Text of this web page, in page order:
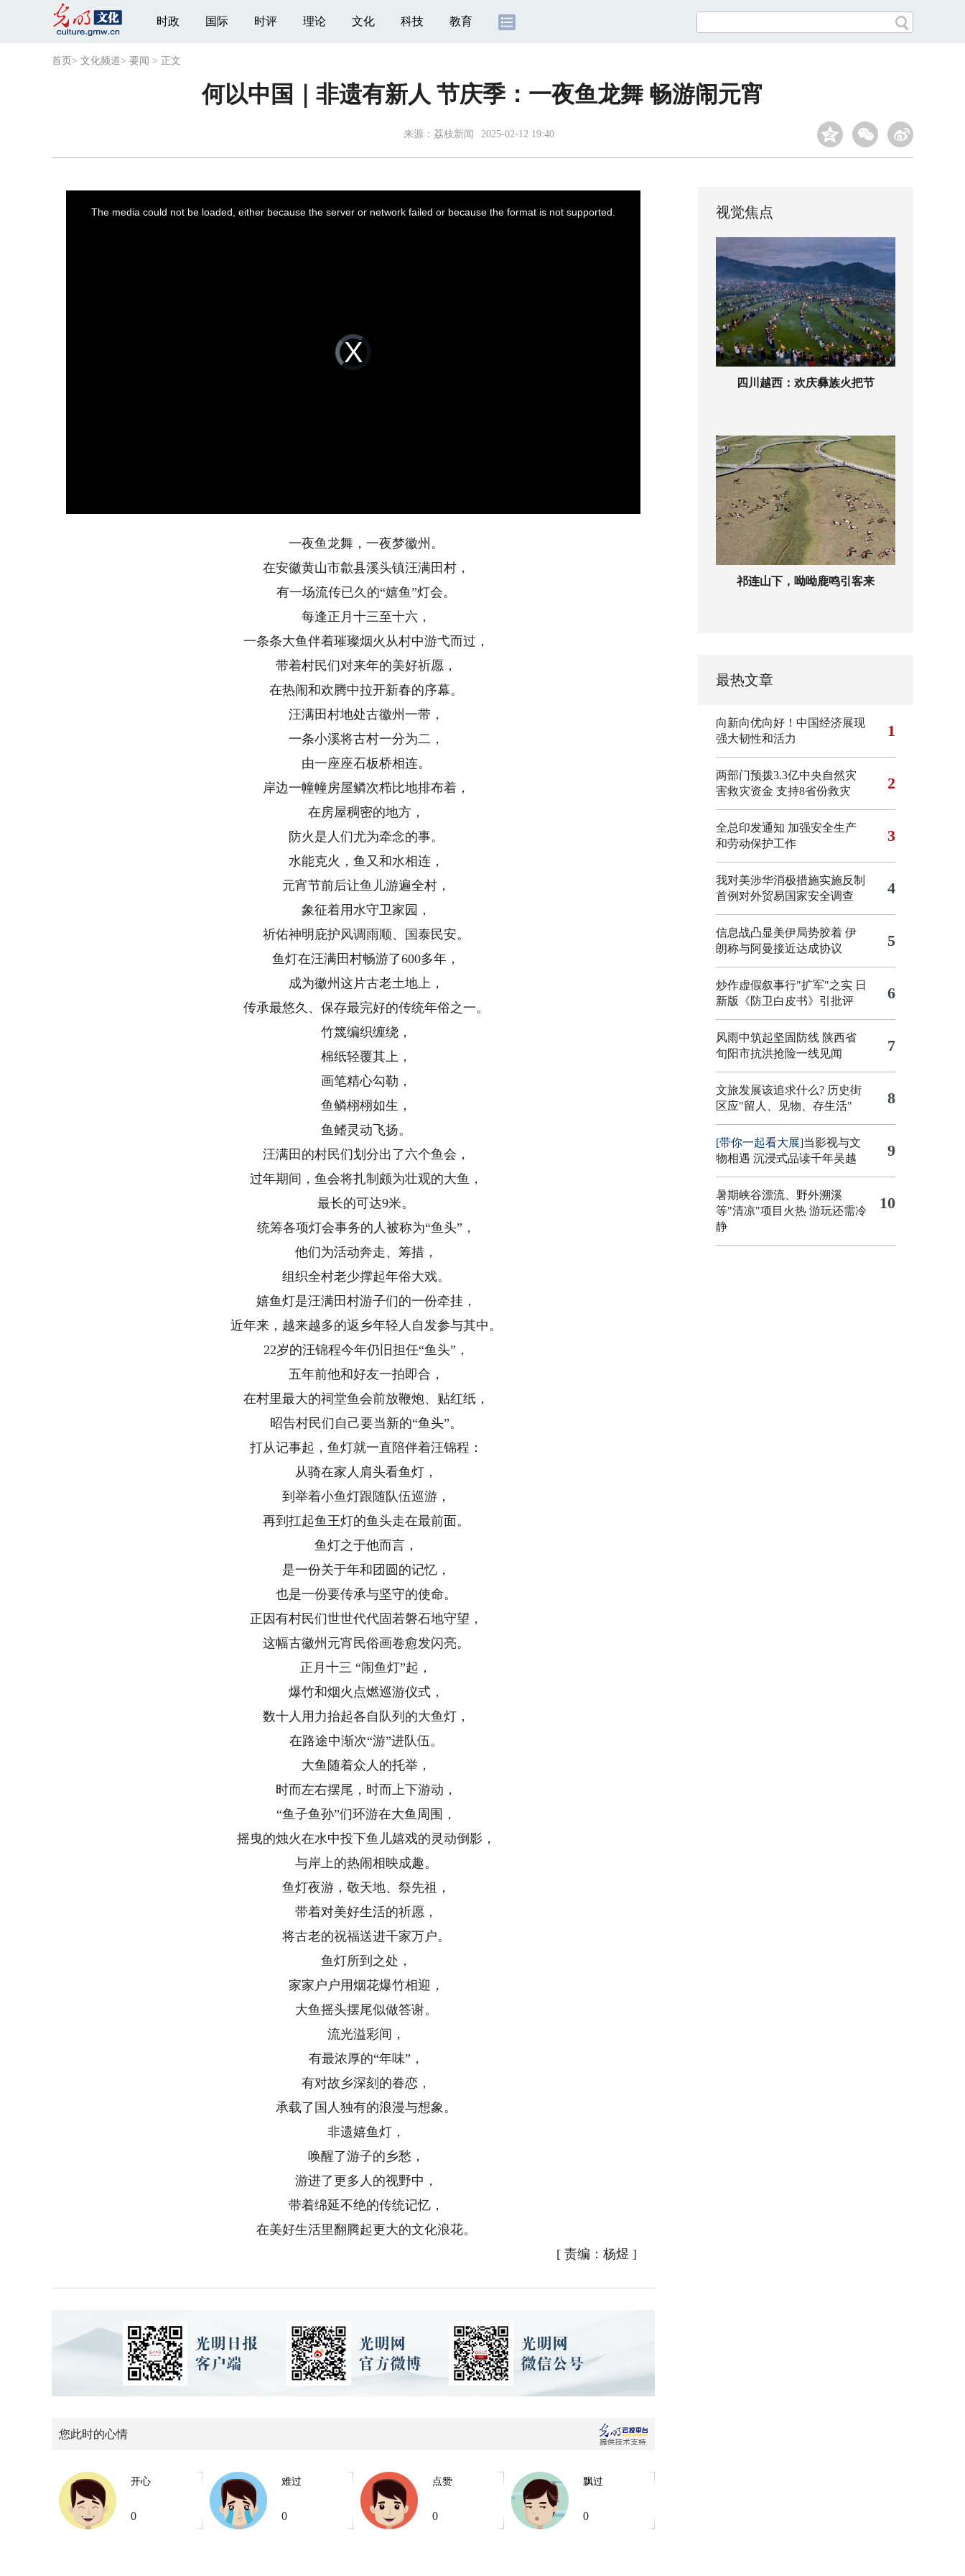
时政 国际 时评 理论 文化 科技 教育
首页 > 文化频道> 要闻 > 正文
何以中国｜非遗有新人 节庆季：一夜鱼龙舞 畅游闹元宵
来源： 荔枝新闻 2025-02-12 19:40
Video
Player
is
loading.
The media could not be loaded, either because the server or network failed or because the format is not supported.
一夜鱼龙舞，一夜梦徽州。
在安徽黄山市歙县溪头镇汪满田村，
有一场流传已久的“嬉鱼”灯会。
每逢正月十三至十六，
一条条大鱼伴着璀璨烟火从村中游弋而过，
带着村民们对来年的美好祈愿，
在热闹和欢腾中拉开新春的序幕。
汪满田村地处古徽州一带，
一条小溪将古村一分为二，
由一座座石板桥相连。
岸边一幢幢房屋鳞次栉比地排布着，
在房屋稠密的地方，
防火是人们尤为牵念的事。
水能克火，鱼又和水相连，
元宵节前后让鱼儿游遍全村，
象征着用水守卫家园，
祈佑神明庇护风调雨顺、国泰民安。
鱼灯在汪满田村畅游了600多年，
成为徽州这片古老土地上，
传承最悠久、保存最完好的传统年俗之一。
竹篾编织缠绕，
棉纸轻覆其上，
画笔精心勾勒，
鱼鳞栩栩如生，
鱼鳍灵动飞扬。
汪满田的村民们划分出了六个鱼会，
过年期间，鱼会将扎制颇为壮观的大鱼，
最长的可达9米。
统筹各项灯会事务的人被称为“鱼头”，
他们为活动奔走、筹措，
组织全村老少撑起年俗大戏。
嬉鱼灯是汪满田村游子们的一份牵挂，
近年来，越来越多的返乡年轻人自发参与其中。
22岁的汪锦程今年仍旧担任“鱼头”，
五年前他和好友一拍即合，
在村里最大的祠堂鱼会前放鞭炮、贴红纸，
昭告村民们自己要当新的“鱼头”。
打从记事起，鱼灯就一直陪伴着汪锦程：
从骑在家人肩头看鱼灯，
到举着小鱼灯跟随队伍巡游，
再到扛起鱼王灯的鱼头走在最前面。
鱼灯之于他而言，
是一份关于年和团圆的记忆，
也是一份要传承与坚守的使命。
正因有村民们世世代代固若磐石地守望，
这幅古徽州元宵民俗画卷愈发闪亮。
正月十三 “闹鱼灯”起，
爆竹和烟火点燃巡游仪式，
数十人用力抬起各自队列的大鱼灯，
在路途中渐次“游”进队伍。
大鱼随着众人的托举，
时而左右摆尾，时而上下游动，
“鱼子鱼孙”们环游在大鱼周围，
摇曳的烛火在水中投下鱼儿嬉戏的灵动倒影，
与岸上的热闹相映成趣。
鱼灯夜游，敬天地、祭先祖，
带着对美好生活的祈愿，
将古老的祝福送进千家万户。
鱼灯所到之处，
家家户户用烟花爆竹相迎，
大鱼摇头摆尾似做答谢。
流光溢彩间，
有最浓厚的“年味”，
有对故乡深刻的眷恋，
承载了国人独有的浪漫与想象。
非遗嬉鱼灯，
唤醒了游子的乡愁，
游进了更多人的视野中，
带着绵延不绝的传统记忆，
在美好生活里翻腾起更大的文化浪花。
[ 责编：杨煜 ]
您此时的心情
开心
0
难过
0
点赞
0
飘过
0
视觉焦点
四川越西：欢庆彝族火把节
祁连山下，呦呦鹿鸣引客来
最热文章
向新向优向好！中国经济展现
强大韧性和活力
1
两部门预拨3.3亿中央自然灾
害救灾资金 支持8省份救灾
2
全总印发通知 加强安全生产
和劳动保护工作
3
我对美涉华消极措施实施反制
首例对外贸易国家安全调查
4
信息战凸显美伊局势胶着 伊
朗称与阿曼接近达成协议
5
炒作虚假叙事行"扩军"之实 日
新版《防卫白皮书》引批评
6
风雨中筑起坚固防线 陕西省
旬阳市抗洪抢险一线见闻
7
文旅发展该追求什么? 历史街
区应"留人、见物、存生活"
8
[带你一起看大展]当影视与文
物相遇 沉浸式品读千年吴越
9
暑期峡谷漂流、野外溯溪
等"清凉"项目火热 游玩还需冷
静
10